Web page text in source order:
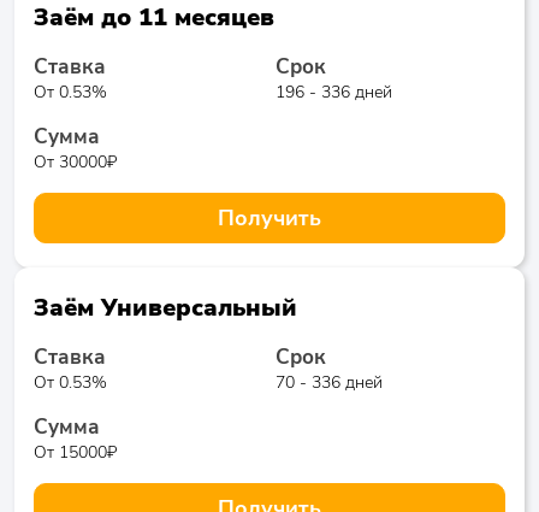
Заём до 11 месяцев
Ставка
От 0.53%
Сумма
От 30000₽
Срок
196 - 336 дней
Получить
Заём Универсальный
Ставка
От 0.53%
Сумма
От 15000₽
Срок
70 - 336 дней